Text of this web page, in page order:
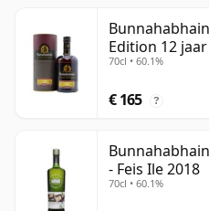
Edition 12
70cl • 60.1%
€ 165 ?
- Feis Ile 2018
70cl • 60.1%